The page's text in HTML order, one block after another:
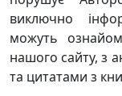
виключно
можуть
нашого сайту, з
та цитатами з